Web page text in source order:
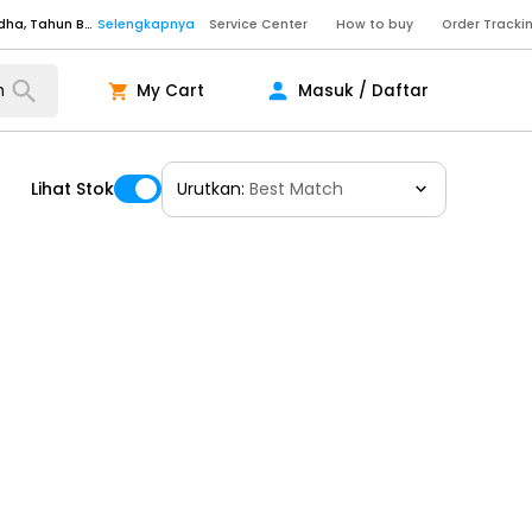
Senin - Sabtu (09:00-20:00), Minggu/Libur Nasional (10:00-18:00), Tutup pada Idul Fitri, Idul Adha, Tahun Baru Selengkapnya
Senin - Jumat (10:00-20:00), Sabtu - Minggu dan Libur Nasional (10:00-18:00), Tutup pada Idul Fitri, Idul Adha, Tahun Baru
Selengkapnya
Service Center How to buy Order
My Cart Masuk / Daftar
Lihat Stok Urutkan: Best Match